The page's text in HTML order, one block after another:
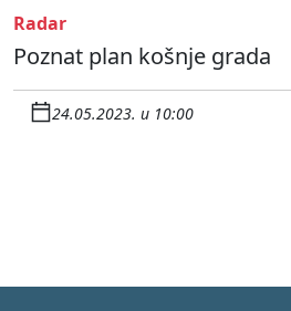
Radar
Poznat plan košnje grada
24.05.2023. u 10:00